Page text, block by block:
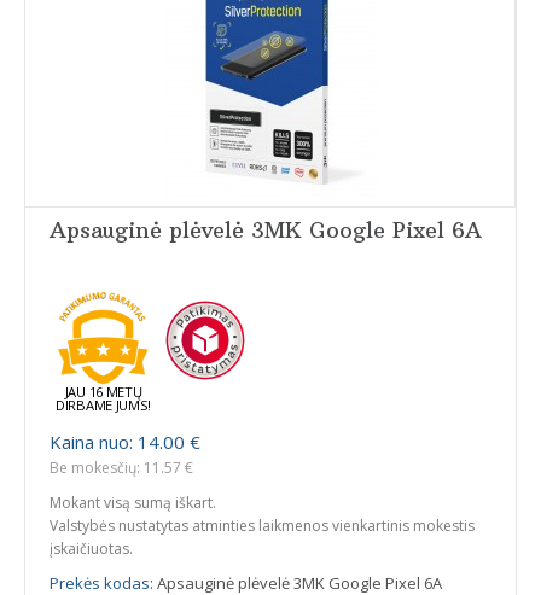
Apsauginė plėvelė 3MK Google Pixel 6A
JAU 16 METŲ
DIRBAME JUMS!
Kaina nuo: 14.00 €
Be mokesčių: 11.57 €
Mokant visą sumą iškart.
Valstybės nustatytas atminties laikmenos vienkartinis mokestis
įskaičiuotas.
Prekės kodas: Apsauginė plėvelė 3MK Google Pixel 6A